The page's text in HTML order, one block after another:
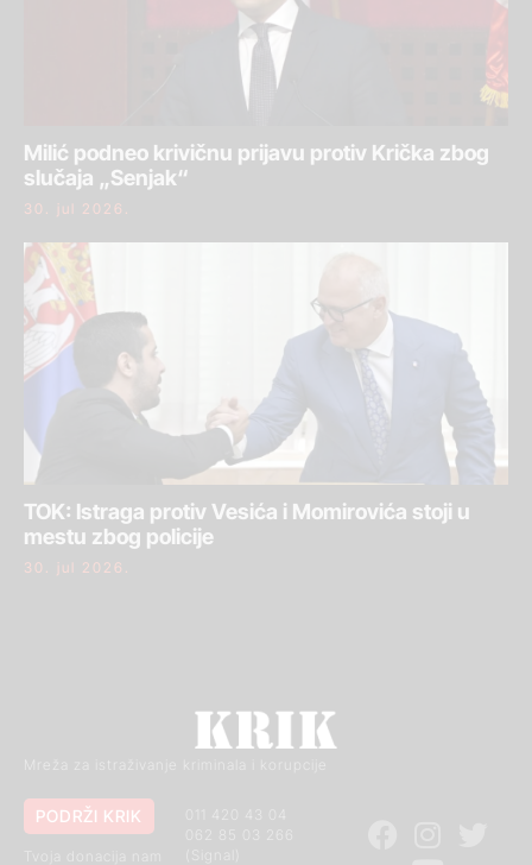
Milić podneo krivičnu prijavu protiv Krička zbog
slučaja „Senjak“
30. jul 2026.
TOK: Istraga protiv Vesića i Momirovića stoji u
mestu zbog policije
30. jul 2026.
Mreža za istraživanje kriminala i korupcije
011 420 43 04
PODRŽI KRIK